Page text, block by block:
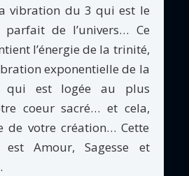
vibration du 3 qui est le
de l’univers… Ce
l’énergie de la trinité,
exponentielle de la
qui est logée au plus
coeur sacré… et cela,
de votre création… Cette
Amour, Sagesse et